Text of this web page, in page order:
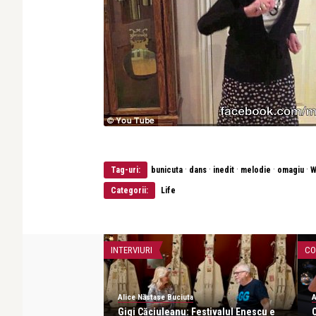
Tag-uri: bunicuta · dans · inedit · melodie · omagiu ·
Categorii: Life
INTERVIURI
Alice Năstase Buciuta
Gigi Căciuleanu: Festivalul Enescu e